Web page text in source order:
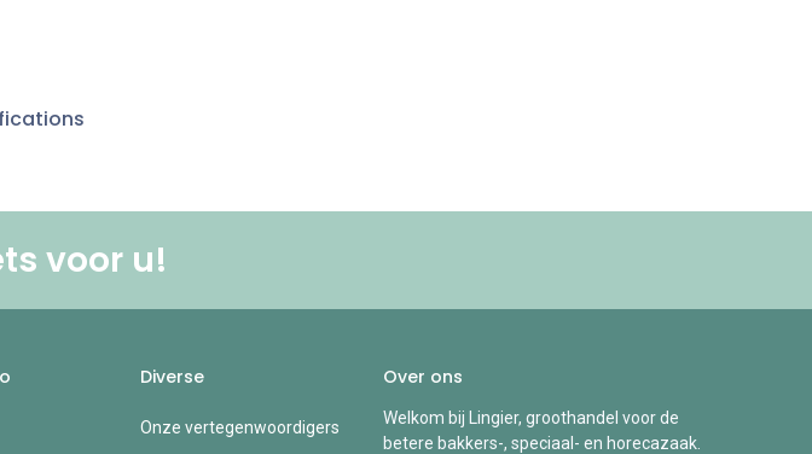
voor u!
Diverse
Onze vertegenwoordigers
Over ons
Welkom bij Lingier, groothandel voor de
betere bakkers-, speciaal- en horecazaak.